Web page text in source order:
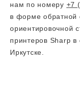
нам по номеру +7
в форме обратной
ориентировочной
принтеров Sharp
Иркутске.